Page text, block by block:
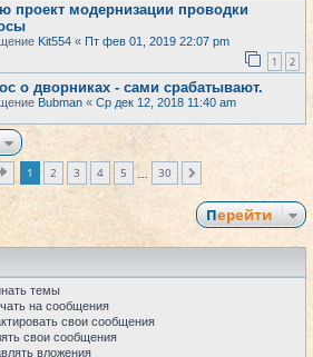
проект модернизации проводки
Kit554 « Пт фев 01, 2019 22:07 pm
1 2
о дворниках - сами срабатывают.
Bubman « Ср дек 12, 2018 11:40 am
Страница из
1 2 3 4 5 30
Перейти
темы
на сообщения
свои сообщения
свои сообщения
вложения